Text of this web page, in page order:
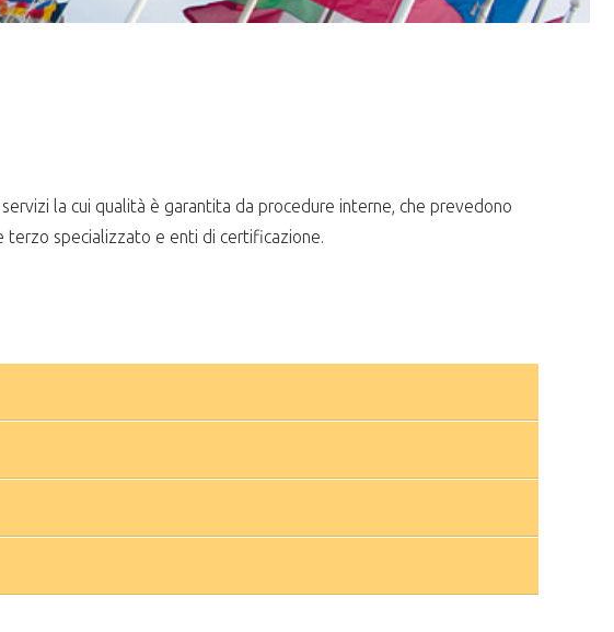
la cui qualità è garantita da procedure interne, che prevedono
specializzato e enti di certificazione.